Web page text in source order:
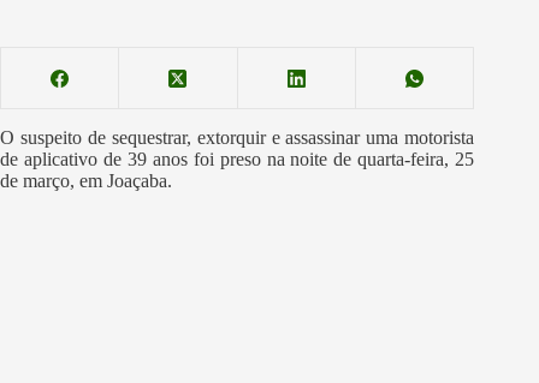
O suspeito de sequestrar, extorquir e assassinar uma motorista
de aplicativo de 39 anos foi preso na noite de quarta-feira, 25
de março, em Joaçaba.